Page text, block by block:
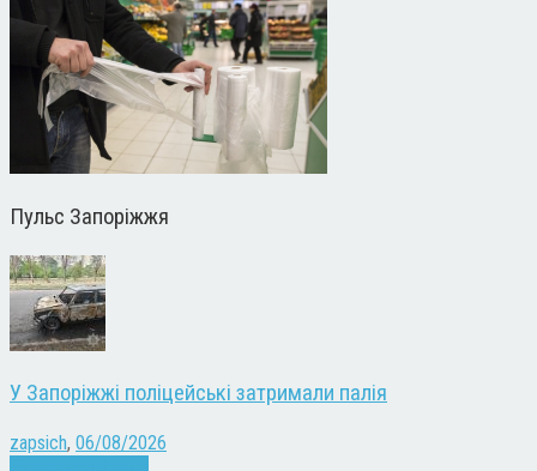
Пульс Запоріжжя
У Запоріжжі поліцейські затримали палія
zapsich, 06/08/2026